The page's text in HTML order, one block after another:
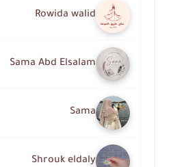
Rowida walid
Sama Abd Elsalam
Sama
Shrouk eldaly